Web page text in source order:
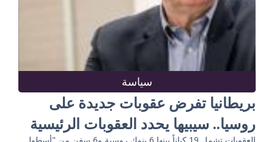
سياسة
بريطانيا تفرض عقوبات جديدة على
روسيا.. سيبيها يحدد العقوبات الرئيسية